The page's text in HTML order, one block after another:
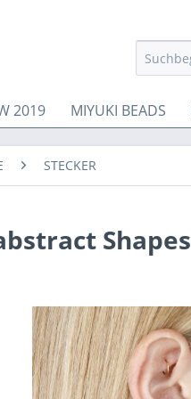
2019 MIYUKI BEADS
STECKER
Shapes